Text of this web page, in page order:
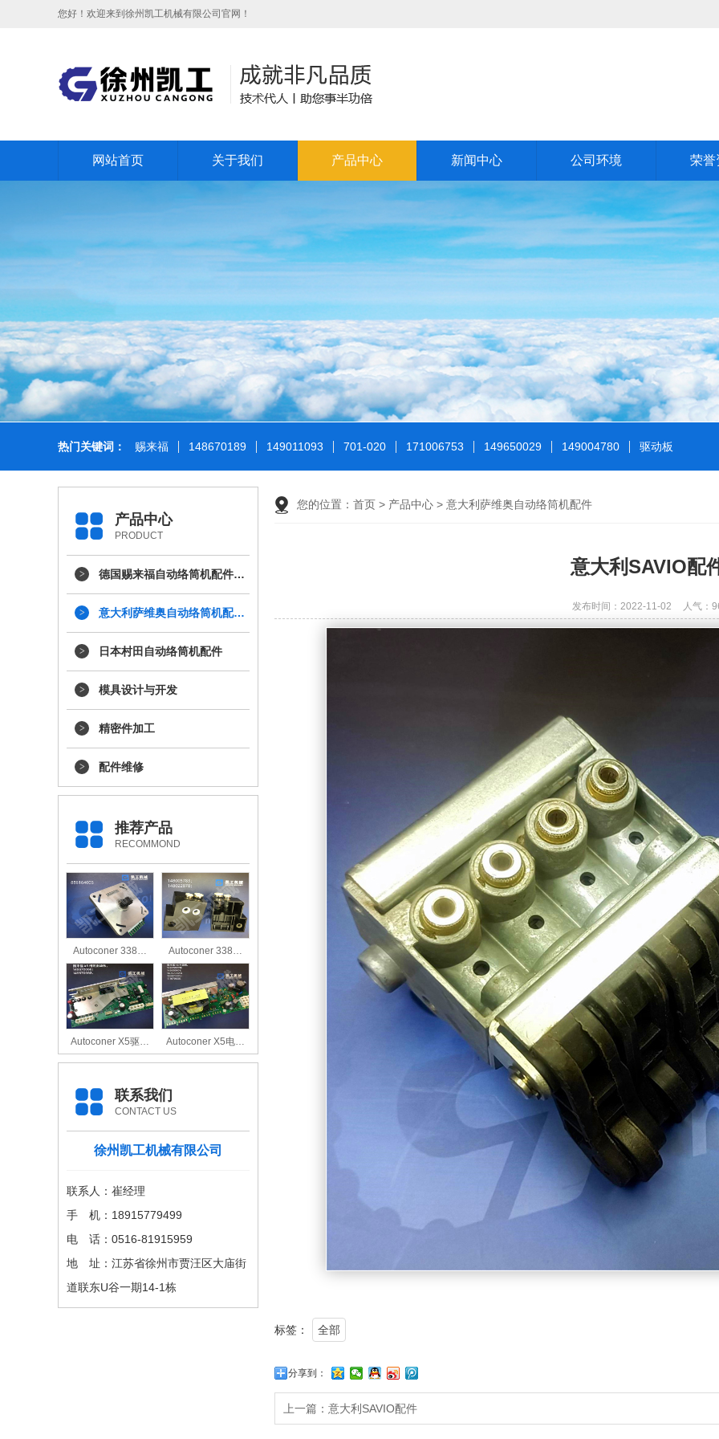
您好！欢迎来到徐州凯工机械有限公司官网！
网站首页 关于我们 产品中心 新闻中心 公司环境 荣誉
热门关键词： 赐来福 148670189 149011093 701-020 171006753 149650029 149004780 驱动板
产品中心
PRODUCT
德国赐来福自动络筒机配件…
意大利萨维奥自动络筒机配…
日本村田自动络筒机配件
模具设计与开发
精密件加工
配件维修
推荐产品
RECOMMOND
Autoconer 338… Autoconer 338…
Autoconer X5驱… Autoconer X5电…
联系我们
CONTACT US
徐州凯工机械有限公司
联系人：崔经理
手 机：18915779499
电 话：0516-81915959
地 址：江苏省徐州市贾汪区大庙街
道联东U谷一期14-1栋
您的位置： 首页 > 产品中心 > 意大利萨维奥自动络筒机配件
意大利SAVIO配
发布时间：2022-11-02 人气：
标签： 全部
分享到：
上一篇： 意大利SAVIO配件